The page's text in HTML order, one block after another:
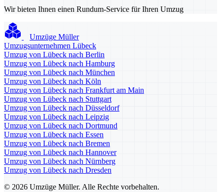
Wir bieten Ihnen einen Rundum-Service für Ihren Umzug
Umzüge Müller
Umzugsunternehmen Lübeck
Umzug von Lübeck nach Berlin
Umzug von Lübeck nach Hamburg
Umzug von Lübeck nach München
Umzug von Lübeck nach Köln
Umzug von Lübeck nach Frankfurt am Main
Umzug von Lübeck nach Stuttgart
Umzug von Lübeck nach Düsseldorf
Umzug von Lübeck nach Leipzig
Umzug von Lübeck nach Dortmund
Umzug von Lübeck nach Essen
Umzug von Lübeck nach Bremen
Umzug von Lübeck nach Hannover
Umzug von Lübeck nach Nürnberg
Umzug von Lübeck nach Dresden
© 2026 Umzüge Müller. Alle Rechte vorbehalten.